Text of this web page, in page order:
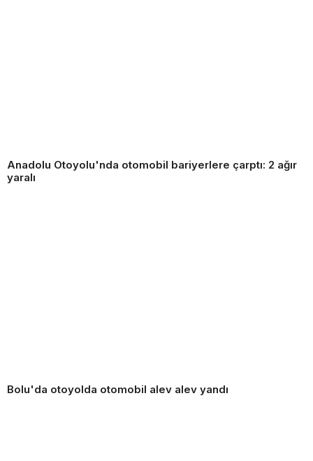
Anadolu Otoyolu'nda otomobil bariyerlere çarptı: 2 ağır
yaralı
Bolu'da otoyolda otomobil alev alev yandı